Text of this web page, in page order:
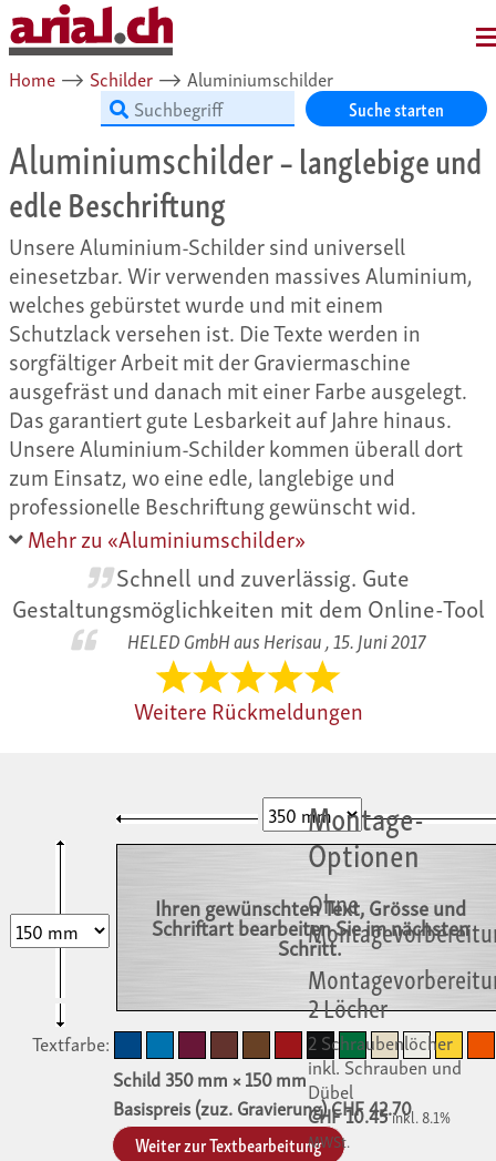
Home ⟶ Schilder ⟶ Aluminiumschilder
Suche starten
Aluminiumschilder– langlebige und
edle Beschriftung
Unsere Aluminium-Schilder sind universell
einesetzbar. Wir verwenden massives Aluminium,
welches gebürstet wurde und mit einem
Schutzlack versehen ist. Die Texte werden in
sorgfältiger Arbeit mit der Graviermaschine
ausgefräst und danach mit einer Farbe ausgelegt.
Das garantiert gute Lesbarkeit auf Jahre hinaus.
Unsere Aluminium-Schilder kommen überall dort
zum Einsatz, wo eine edle, langlebige und
professionelle Beschriftung gewünscht wid.
Mehr zu «Aluminiumschilder»
Schnell und zuverlässig. Gute
Gestaltungsmöglichkeiten mit dem Online-Tool
HELED GmbH aus Herisau ,15. Juni 2017
Weitere Rückmeldungen
Ihren gewünschten Text, Grösse und
Schriftart bearbeiten Sie im nächsten
Schritt.
Textfarbe:
Schild350mm ×150mm
Basispreis (zuz. Gravierung) CHF42.70
Weiter zur Textbearbeitung
Montage-
Optionen
Ohne
2 Löcher
2 Schraubenlöcher
inkl. Schrauben und
Dübel
CHF 10.45inkl. 8.1%
MWSt.